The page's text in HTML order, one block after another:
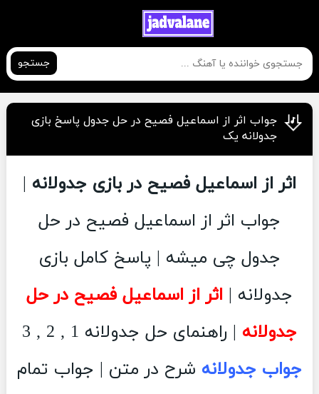
جستجو
جواب اثر از اسماعیل فصیح در حل جدول پاسخ بازی
جدولانه یک
اثر از اسماعیل فصیح در بازی جدولانه |
جواب اثر از اسماعیل فصیح در حل
جدول چی میشه | پاسخ کامل بازی
جدولانه | اثر از اسماعیل فصیح در حل
جدولانه | راهنمای حل جدولانه 1 , 2 , 3
جواب جدولانه شرح در متن | جواب تمام